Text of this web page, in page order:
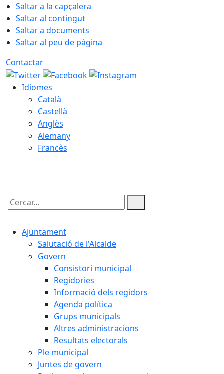
Saltar a la capçalera
Saltar al contingut
Saltar a documents
Saltar al peu de pàgina
Contactar
Idiomes
Català
Castellà
Anglès
Alemany
Francès
Cercar:
Ajuntament
Salutació de l'Alcalde
Govern
Consistori municipal
Regidories
Informació dels regidors
Agenda política
Grups municipals
Altres administracions
Resultats electorals
Ple municipal
Juntes de govern